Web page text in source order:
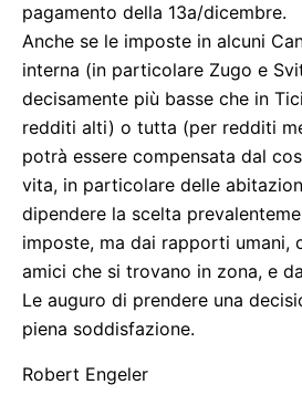
pagamento della 13a/dicembre.
Anche se le imposte in alcuni
interna (in particolare Zugo e
decisamente più basse che in
redditi alti) o tutta (per redditi
potrà essere compensata dal
vita, in particolare delle
dipendere la scelta
imposte, ma dai rapporti umani,
amici che si trovano in zona, e
Le auguro di prendere una
piena soddisfazione.
Robert Engeler